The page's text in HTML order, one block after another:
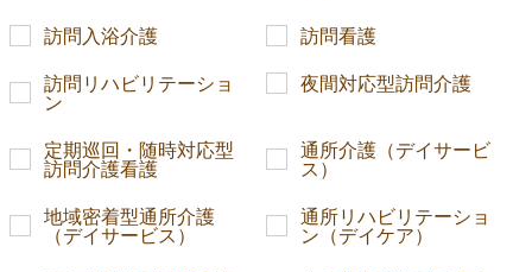
訪問入浴介護 訪問看護
訪問リハビリテーショ
ン
夜間対応型訪問介護
定期巡回・随時対応型
訪問介護看護
通所介護（デイサービ
ス）
地域密着型通所介護
（デイサービス）
通所リハビリテーショ
ン（デイケア）